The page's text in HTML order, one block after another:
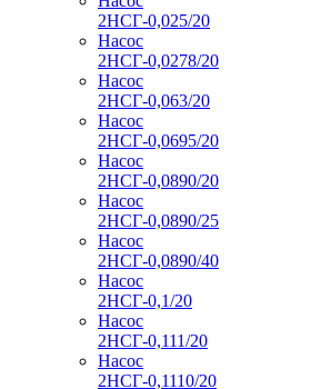
2НСГ-0,025/20
Насос
2НСГ-0,0278/20
Насос
2НСГ-0,063/20
Насос
2НСГ-0,0695/20
Насос
2НСГ-0,0890/20
Насос
2НСГ-0,0890/25
Насос
2НСГ-0,0890/40
Насос
2НСГ-0,1/20
Насос
2НСГ-0,111/20
Насос
2НСГ-0,1110/20